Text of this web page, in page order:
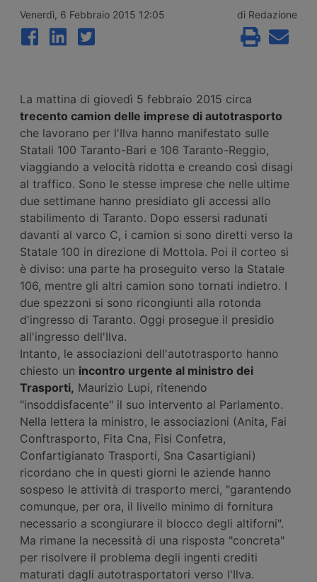
ruolo per gli ausiliari di Polizia Stradale.
Venerdì, 6 Febbraio 2015 12:05 di Redazione
La mattina di giovedì 5 febbraio 2015 circa
trecento camion delle imprese di autotrasporto
che lavorano per l'Ilva hanno manifestato sulle
Statali 100 Taranto-Bari e 106 Taranto-Reggio,
viaggiando a velocità ridotta e creando così disagi
al traffico. Sono le stesse imprese che nelle ultime
due settimane hanno presidiato gli accessi allo
stabilimento di Taranto. Dopo essersi radunati
davanti al varco C, i camion si sono diretti verso la
Statale 100 in direzione di Mottola. Poi il corteo si
è diviso: una parte ha proseguito verso la Statale
106, mentre gli altri camion sono tornati indietro. I
due spezzoni si sono ricongiunti alla rotonda
d'ingresso di Taranto. Oggi prosegue il presidio
all'ingresso dell'Ilva.
Intanto, le associazioni dell'autotrasporto hanno
chiesto un incontro urgente al ministro dei
Trasporti, Maurizio Lupi, ritenendo
"insoddisfacente" il suo intervento al Parlamento.
Nella lettera la ministro, le associazioni (Anita, Fai
Conftrasporto, Fita Cna, Fisi Confetra,
Confartigianato Trasporti, Sna Casartigiani)
ricordano che in questi giorni le aziende hanno
sospeso le attività di trasporto merci, "garantendo
comunque, per ora, il livello minimo di fornitura
necessario a scongiurare il blocco degli altiforni".
Ma rimane la necessità di una risposta "concreta"
per risolvere il problema degli ingenti crediti
maturati dagli autotrasportatori verso l'Ilva.